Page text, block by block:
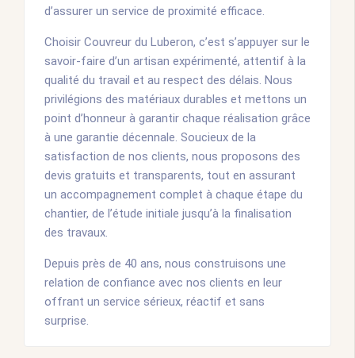
d’assurer un service de proximité efficace.
Choisir Couvreur du Luberon, c’est s’appuyer sur le
savoir-faire d’un artisan expérimenté, attentif à la
qualité du travail et au respect des délais. Nous
privilégions des matériaux durables et mettons un
point d’honneur à garantir chaque réalisation grâce
à une garantie décennale. Soucieux de la
satisfaction de nos clients, nous proposons des
devis gratuits et transparents, tout en assurant
un accompagnement complet à chaque étape du
chantier, de l’étude initiale jusqu’à la finalisation
des travaux.
Depuis près de 40 ans, nous construisons une
relation de confiance avec nos clients en leur
offrant un service sérieux, réactif et sans
surprise.